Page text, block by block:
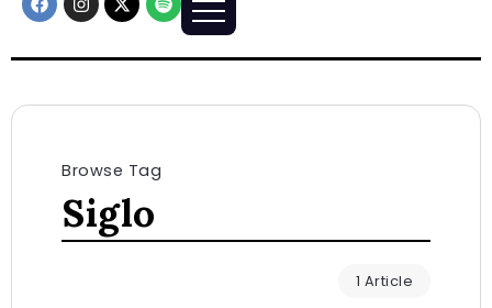
Browse Tag
Siglo
1 Article